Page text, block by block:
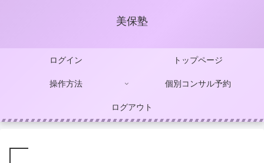
美保塾
ログイン トップページ
操作方法 個別コンサル予約
ログアウト